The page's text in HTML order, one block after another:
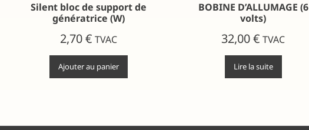
Silent bloc de support de
génératrice (W)
2,70€ TVAC
Ajouter au panier
BOBINE D’ALLUMAGE (6
volts)
32,00€ TVAC
Lire la suite